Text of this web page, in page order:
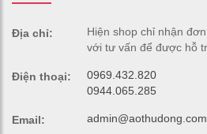
Địa chỉ:
Hiện shop chỉ nhận
với tư vấn để được hỗ
Điện thoại:
0969.432.820
0944.065.285
Email: admin@aothudong.com